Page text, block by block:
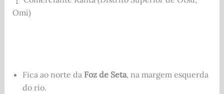
Omi)
Fica ao norte da Foz de Seta, na margem esquerda
do rio.